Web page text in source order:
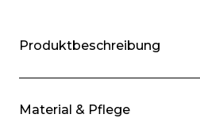
Produktbeschreibung
Material & Pflege